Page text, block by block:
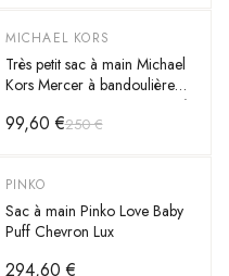
-60%
MICHAEL KORS
Très petit sac à main Michael
Kors Mercer à bandoulière
en cuir monogramme grainé
Safiano
99,60 €250 €
PINKO
Sac à main Pinko Love Baby
Puff Chevron Lux
294,60 €